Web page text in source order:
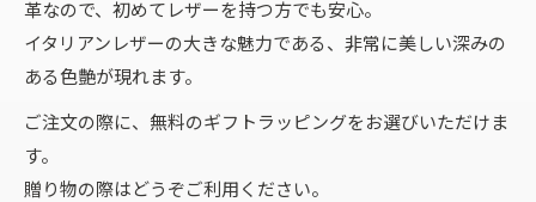
革なので、初めてレザーを持つ方でも安心。
イタリアンレザーの大きな魅力である、非常に美しい深みの
ある色艶が現れます。
ご注文の際に、無料のギフトラッピングをお選びいただけま
す。
贈り物の際はどうぞご利用ください。